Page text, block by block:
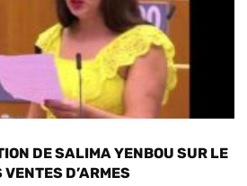
DE SALIMA YENBOU SUR LE
D’ARMES